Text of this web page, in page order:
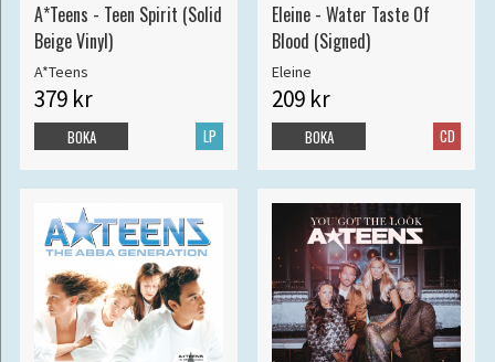
A*Teens - Teen Spirit (Solid
Beige Vinyl)
A*Teens
379 kr
LP
BOKA
Eleine - Water Taste Of
Blood (Signed)
Eleine
209 kr
CD
BOKA